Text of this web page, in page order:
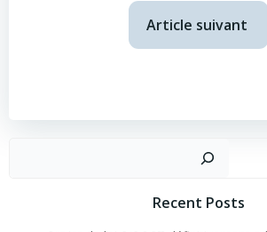
Article suivant
Recent Posts